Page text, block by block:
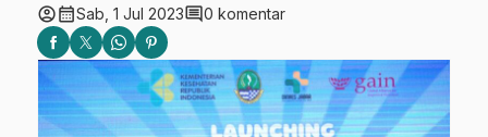
account_circlecalendar_monthSab, 1 Jul 2023comment0 komentar